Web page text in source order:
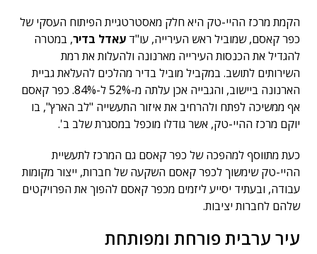
הקמת מרכז ההיי-טק היא חלק מאסטרטגיית הפיתוח העסקי של
כפר קאסם, שמוביל ראש העירייה, עו"ד עאדל בדיר, במטרה
להגדיל את הכנסות העירייה מארנונה ולהעלות את רמת
השירותים לתושב. במקביל מוביל בדיר מהלכים להעלאת גביית
הארנונה ביישוב, והגבייה אכן עלתה מ-52% ל-84%. כפר קאסם
אף ממשיכה לפתח ולהרחיב את איזור התעשייה "לב הארץ", בו
יוקם מרכז ההיי-טק, אשר גודלו מוכפל במסגרת שלב ב'.
כעת מתווסף למהפכה של כפר קאסם גם המרכז לתעשיית
ההיי-טק שימשוך לכפר קאסם השקעה של חברות, ייצור מקומות
עבודה, ובעתיד יסייע ליזמים מכפר קאסם להפוך את הפרויקטים
שלהם לחברות יציבות.
עיר ערבית פורחת ומפותחת